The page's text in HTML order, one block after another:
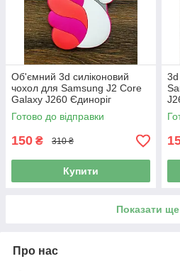
Об'ємний 3d силіконовий
чохол для Samsung J2 Core
Galaxy J260 Єдиноріг
рожевий
Готово до відправки
150 ₴ 310 ₴
Купити
Показати ще
Про нас